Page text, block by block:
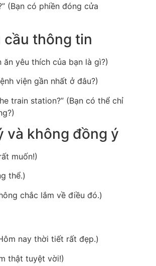
(Bạn có phiền đóng cửa
cầu thông tin
yêu thích của bạn là gì?)
viện gần nhất ở đâu?)
train station?” (Bạn có thể chỉ
và không đồng ý
muốn!)
thể.)
chắc lắm về điều đó.)
nay thời tiết rất đẹp.)
thật tuyệt vời!)